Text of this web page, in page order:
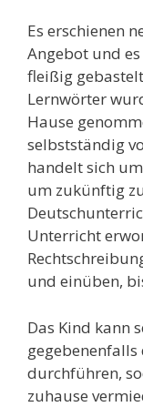
Es erschienen
Angebot und
fleißig
Lernwörter
Hause
selbstständig
handelt sich
um zukünftig
Unterricht
und einüben,
Das Kind kann
durchführen,
zuhause